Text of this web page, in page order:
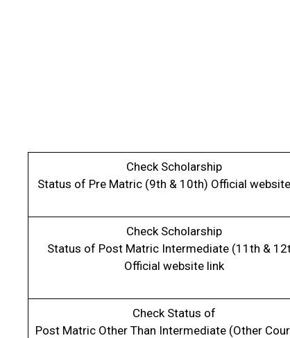
Check Scholarship
Status of Pre Matric (9th & 10th) Official
Check Scholarship
Status of Post Matric Intermediate (11th &
Official website link
Check Status of
Post Matric Other Than Intermediate (Other